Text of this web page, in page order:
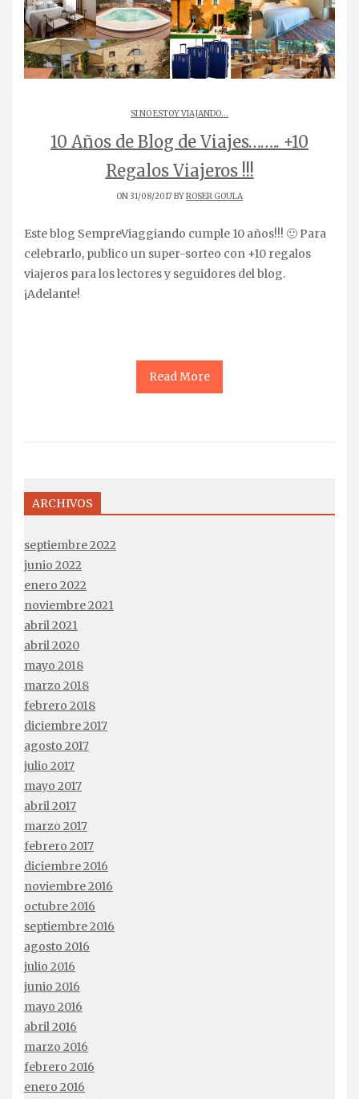
SI NO ESTOY VIAJANDO...
10 Años de Blog de Viajes…….. +10
Regalos Viajeros !!!
ON 31/08/2017 BYROSER GOULA
Este blog SempreViaggiando cumple 10 años!!! 🙂 Para
celebrarlo, publico un super-sorteo con +10 regalos
viajeros para los lectores y seguidores del blog.
¡Adelante!
Read More
ARCHIVOS
septiembre 2022
junio 2022
enero 2022
noviembre 2021
abril 2021
abril 2020
mayo 2018
marzo 2018
febrero 2018
diciembre 2017
agosto 2017
julio 2017
mayo 2017
abril 2017
marzo 2017
febrero 2017
diciembre 2016
noviembre 2016
octubre 2016
septiembre 2016
agosto 2016
julio 2016
junio 2016
mayo 2016
abril 2016
marzo 2016
febrero 2016
enero 2016